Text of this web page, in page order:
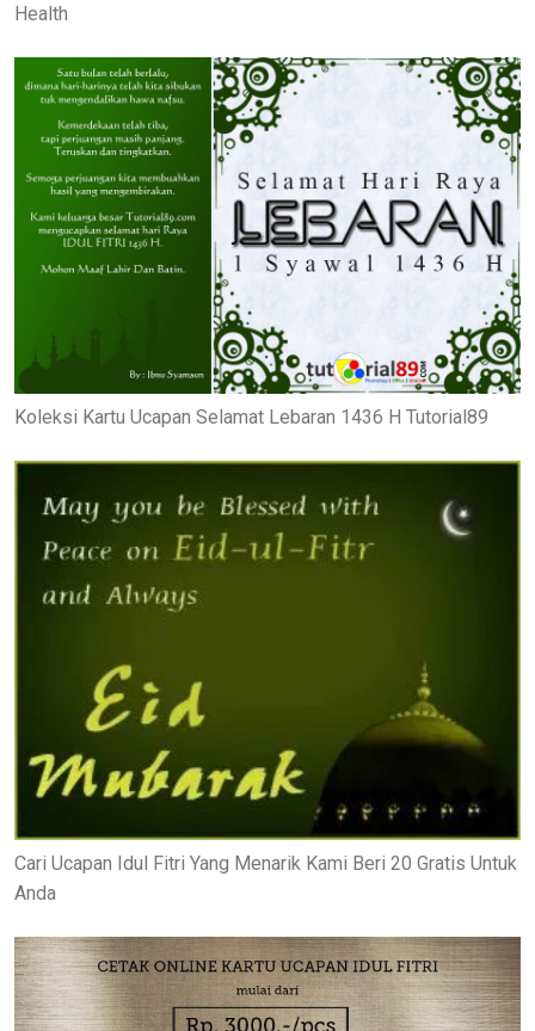
Health
Koleksi Kartu Ucapan Selamat Lebaran 1436 H Tutorial89
Cari Ucapan Idul Fitri Yang Menarik Kami Beri 20 Gratis Untuk
Anda